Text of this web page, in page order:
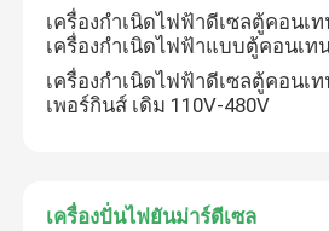
เครื่องกำเนิดไฟฟ้าดีเซลตู้คอนเ
เครื่องกำเนิดไฟฟ้าแบบตู้คอนเท
เครื่องกำเนิดไฟฟ้าดีเซลตู้คอนเ
เพอร์กินส์ เดิม 110V-480V
เครื่องปั่นไฟยันม่าร์ดีเซล